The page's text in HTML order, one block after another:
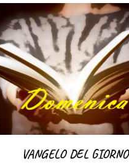
VANGELO DEL GIORNO